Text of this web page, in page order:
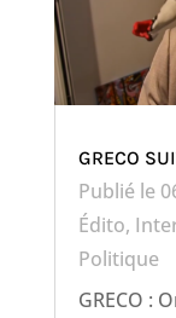
GRECO
Publié le
Édito,
Politique
GRECO :